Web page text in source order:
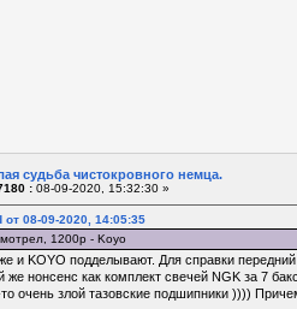
судьба чистокровного немца.
: 08-09-2020, 15:32:30 »
от 08-09-2020, 14:05:35
1200р - Koyo
и KOYO подделывают. Для справки
же нонсенс как комплект свечей NGK за 7
очень злой тазовские подшипники ))))